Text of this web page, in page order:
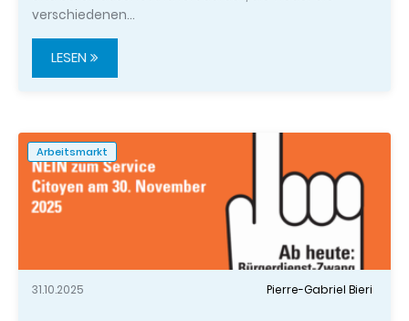
verschiedenen…
LESEN
Arbeitsmarkt
31.10.2025 Pierre-Gabriel Bieri